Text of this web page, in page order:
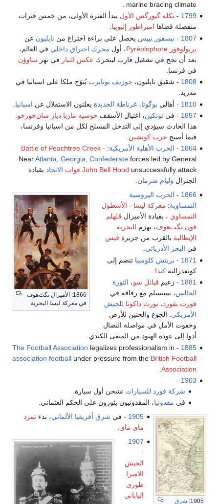
marine bracing climate .
1799
-تكله گيورگس الأول يبدأ الفترة الأولى، من خمس فترات
منفصلة قضاها امبراطور إثيوپيا.
1807
- نيسفور نيپس يحصل على براءة اختراع من ناپليون عن
پريولوفور Pyréolophore
، أول محرك احتراق داخلي في العالم،
بعد أن نجح في تشغيل قارب ليتحرك عكس التيار في نهر ساوؤن
في فرنسا.
1808 - شقيق ناپليون، جوزيف بوناپرت يُتوّج ملكا على اسبانيا في
مدريد.
1810 - أهالي بوگوتا،غرناطة الجديدة يعلنون الاستقلال عن اسبانيا
1857 - فيتونكين، اغتيال الأسقف خوسيه ماريا دياز سان‌خورخو
هذا الحادث سيؤدي إلى التدخل المسلح لكل من اسبانيا وفرنسا،
فيما أصبح حرب كوتشين
1864
- الحرب الأهلية الأمريكية:
Battle of Peachtree Creek-
NearAtlanta, Georgia, Confederateforces led by General
John Bell Hood unsuccessfully attack قوات الاتحاد بقيادة
الجنرال وليام شرمان.
1866: الأميرال تگت‌هوف
في معركة ليسا البحرية
1866
- الحرب الپروسية
النمساوية: معركة ليسا - الأسطول
النمساوي ، بقيادة الأميرال ڤلهلم
فون تگت‌هوف، يهزم البحرية
الإيطالية بالقرب من جزيرة ڤيس
في البحر الأدرياتي.
1871
- بريتش كلومبيا تنضم إلى
كونفدراليةكندا
1881 - زعيم قبائل سو، الثورة
الجالس، يستسلم مع رفاقه في
فورت بفورد، نورث داكوتا للجيش
الأمريكي . الجوع والحنين للأرض
وخفوت الأمل في مواصلة النضال
أدوا إلى عودة الهنود من المنفى الكندي.
1885
-
The Football Association legalizes professionalism in
association footballunder pressure from the British Football
Association
1903
-
شركة فورد للسيارات تشحن أول سيارة.
في مقدونيا، المقدونيون يثورون على الحكم العثماني.
1905: شرق
1905 - في شرق أفريقيا الألماني، بدء تمرد
ماي ماي.
1907
-
الجيش
الامبرا
طوري
الياباني